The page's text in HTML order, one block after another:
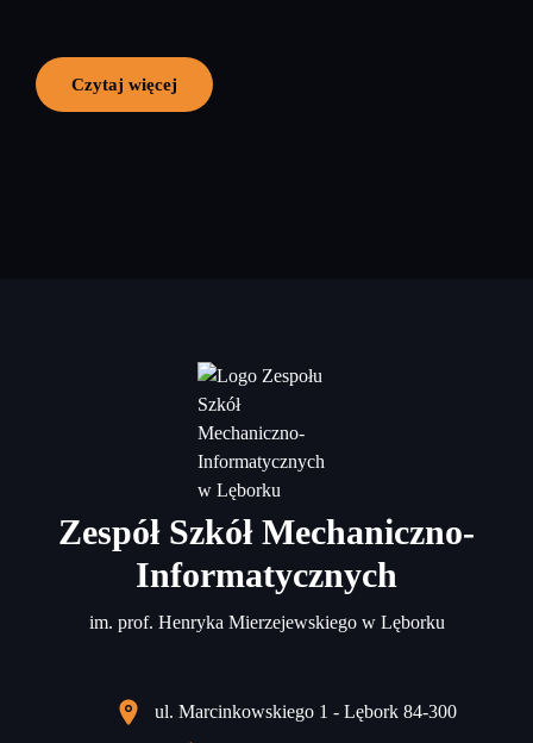
Czytaj więcej
Zespół Szkół Mechaniczno-
Informatycznych
im. prof. Henryka Mierzejewskiego w Lęborku
ul. Marcinkowskiego 1 - Lębork 84-300